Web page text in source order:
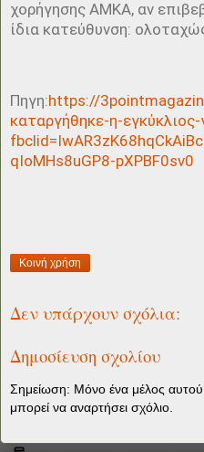
χορήγησης ΑΜΚΑ, αν
ίδια κατεύθυνση:
Πηγη:https://
καταργήθηκε-η-εγκύκλιος-
qIoMHs8uGP8-pXPBF0sv0
Κοινή χρήση
Δεν υπάρχουν σχόλια:
Δημοσίευση σχολίου
Σημείωση: Μόνο ένα μέλος αυτού
μπορεί να αναρτήσει σχόλιο.